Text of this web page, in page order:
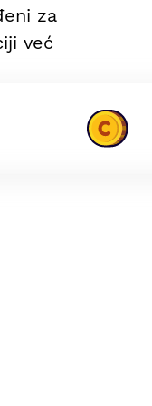
za
već